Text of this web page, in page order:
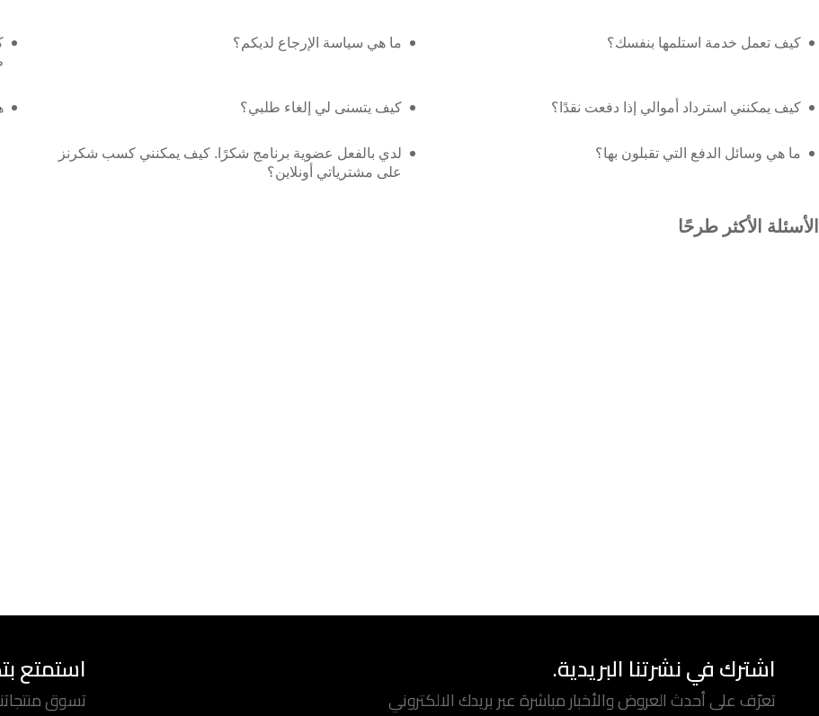
كيف تعمل خدمة استلمها بنفسك؟ ما هي سياسة الإرجاع لديكم؟
كيف يمكنني استرداد أموالي إذا دفعت نقدًا؟ كيف يتسنى لي إلغاء طلبي؟
ما هي وسائل الدفع التي تقبلون بها؟
لدي بالفعل عضوية برنامج شكرًا. كيف يمكنني كسب شكرنز
على مشترياتي أونلاين؟
الأسئلة الأكثر طرحًا
اشترك في نشرتنا البريدية.
تعرّف على أحدث العروض والأخبار مباشرة عبر بريدك الالكتروني
استمتع
تسوق